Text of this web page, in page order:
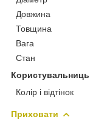
Довжина
Товщина
Вага
Стан
Колір і відтінок
Приховати